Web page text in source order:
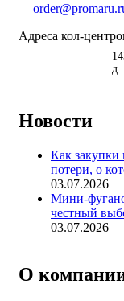
Адреса кол-
д.
Новости
Как закупки
потери, о
03.07.2026
Мини-
честный
03.07.2026
О